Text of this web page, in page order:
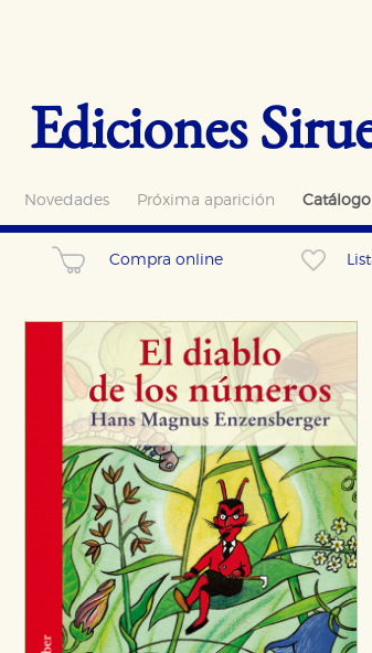
Ediciones
Novedades Próxima aparición Catálogo
Compra online